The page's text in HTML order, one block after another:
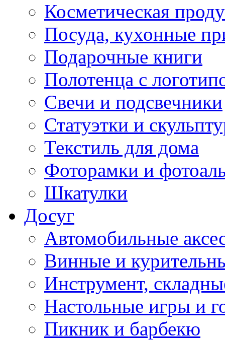
Косметическая
Посуда, кухонные
Подарочные книги
Полотенца с
Свечи и подсвечники
Статуэтки и
Текстиль для дома
Фоторамки и
Шкатулки
Досуг
Автомобильные
Винные и
Инструмент,
Настольные игры и
Пикник и барбекю